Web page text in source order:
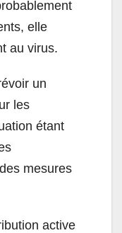
elle
au virus.
un
les
étant
mesures
active